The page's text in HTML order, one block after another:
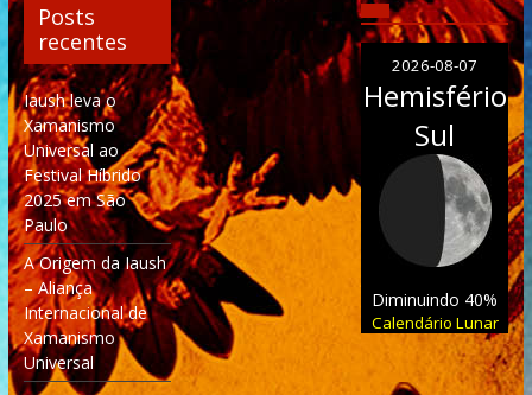
Posts
recentes
Iaush leva o
Xamanismo
Universal ao
Festival Híbrido
2025 em São
Paulo
A Origem da Iaush
– Aliança
Internacional de
Xamanismo
Universal
2026-08-07
Hemisfério
Sul
Diminuindo 40%
Calendário Lunar